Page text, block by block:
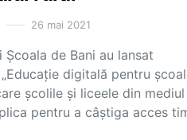
26 mai 2021
Școala de Bani au lansat
digitală pentru
școlile și liceele din mediul
pentru a câștiga acces